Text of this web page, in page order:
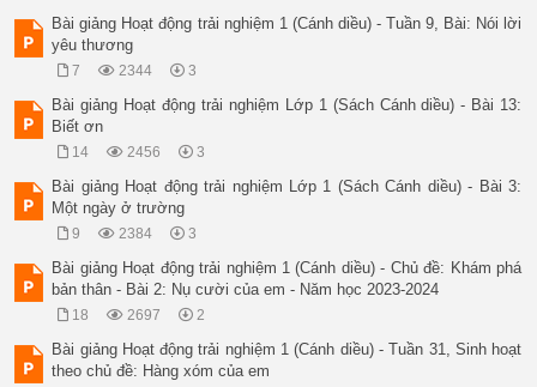
Bài giảng Hoạt động trải nghiệm 1 (Cánh diều) - Tuần 9, Bài: Nói lời
yêu thương
7 2344 3
Bài giảng Hoạt động trải nghiệm Lớp 1 (Sách Cánh diều) - Bài 13:
Biết ơn
14 2456 3
Bài giảng Hoạt động trải nghiệm Lớp 1 (Sách Cánh diều) - Bài 3:
Một ngày ở trường
9 2384 3
Bài giảng Hoạt động trải nghiệm 1 (Cánh diều) - Chủ đề: Khám phá
bản thân - Bài 2: Nụ cười của em - Năm học 2023-2024
18 2697 2
Bài giảng Hoạt động trải nghiệm 1 (Cánh diều) - Tuần 31, Sinh hoạt
theo chủ đề: Hàng xóm của em